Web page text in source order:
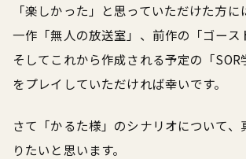
「楽しかった」と思っていただけた方
一作「無人の放送室」、前作の「ゴース
そしてこれから作成される予定の「SOR
をプレイしていただければ幸いです。
さて「かるた様」のシナリオについて、
りたいと思います。